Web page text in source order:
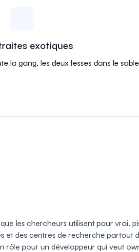
exotiques
la gang, les deux fesses dans le
les chercheurs utilisent pour vrai,
et des centres de recherche partout
rôle pour un développeur qui veut